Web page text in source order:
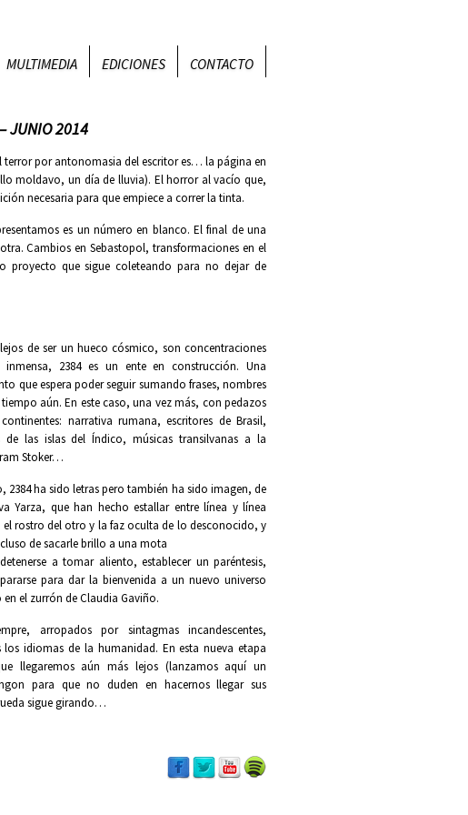
MULTIMEDIA EDICIONES CONTACTO
JUNIO 2014
terror por antonomasia del escritor es… la página en
moldavo, un día de lluvia). El horror al vacío que,
necesaria para que empiece a correr la tinta.
es un número en blanco. El final de una
Cambios en Sebastopol, transformaciones en el
proyecto que sigue coleteando para no dejar de
de ser un hueco cósmico, son concentraciones
inmensa, 2384 es un ente en construcción. Una
que espera poder seguir sumando frases, nombres
aún. En este caso, una vez más, con pedazos
narrativa rumana, escritores de Brasil,
de las islas del Índico, músicas transilvanas a la
Stoker…
2384 ha sido letras pero también ha sido imagen, de
Yarza, que han hecho estallar entre línea y línea
el rostro del otro y la faz oculta de lo desconocido, y
de sacarle brillo a una mota
a tomar aliento, establecer un paréntesis,
para dar la bienvenida a un nuevo universo
el zurrón de Claudia Gaviño.
arropados por sintagmas incandescentes,
idiomas de la humanidad. En esta nueva etapa
llegaremos aún más lejos (lanzamos aquí un
para que no duden en hacernos llegar sus
sigue girando…